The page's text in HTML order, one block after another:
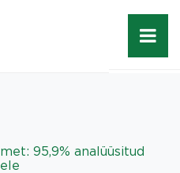
95,9% analüüsitud